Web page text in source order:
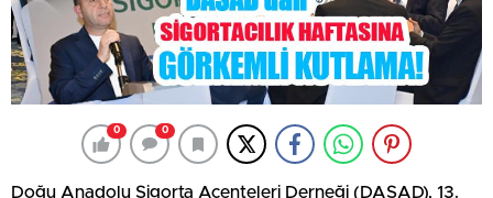
0 0
Doğu Anadolu Sigorta Acenteleri Derneği (DASAD), 13.